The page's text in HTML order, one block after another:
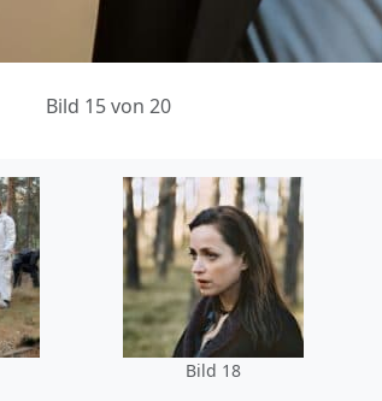
Bild 15 von 20
Bild 18